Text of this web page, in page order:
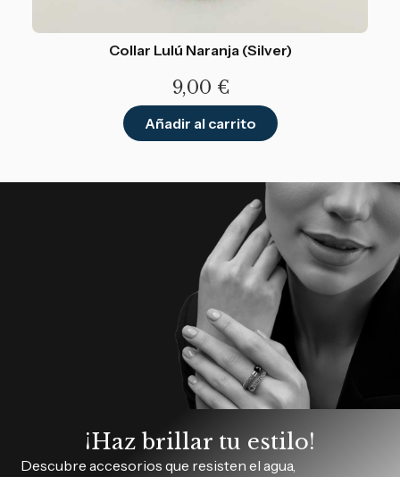
Collar Lulú Naranja (Silver)
9,00 €
Añadir al carrito
¡Haz brillar tu estilo!
Descubre accesorios que resisten el agua,